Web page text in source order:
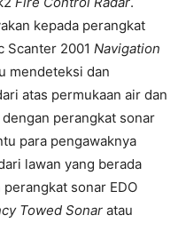
kepada perangkat
Scanter 2001 Navigation
mendeteksi dan
atas permukaan air dan
perangkat sonar
para pengawaknya
lawan yang berada
sonar EDO
Towed Sonar atau